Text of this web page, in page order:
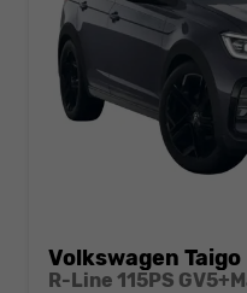
Volkswagen Taigo